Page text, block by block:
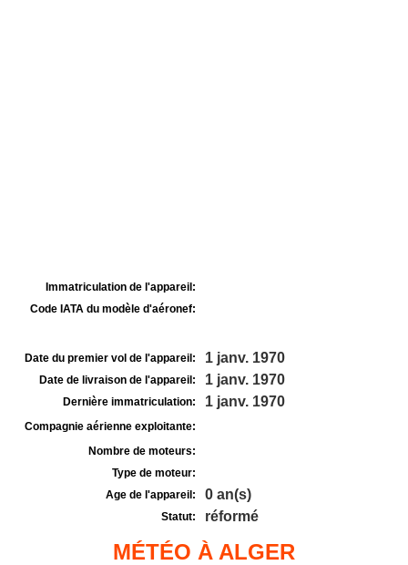
Immatriculation de l'appareil:
Code IATA du modèle d'aéronef:
Date du premier vol de l'appareil: 1 janv. 1970
Date de livraison de l'appareil: 1 janv. 1970
Dernière immatriculation: 1 janv. 1970
Compagnie aérienne exploitante:
Nombre de moteurs:
Type de moteur:
Age de l'appareil:
0 an(s)
Statut: réformé
MÉTÉO À ALGER